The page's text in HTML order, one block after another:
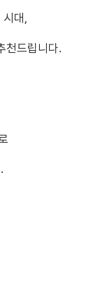
시대,
천드립니다.